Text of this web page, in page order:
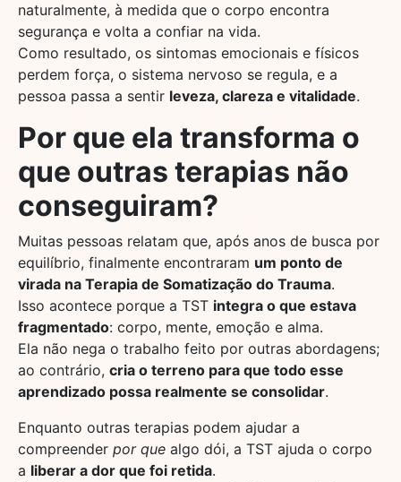
naturalmente, à medida que o corpo encontra
segurança e volta a confiar na vida.
Como resultado, os sintomas emocionais e físicos
perdem força, o sistema nervoso se regula, e a
pessoa passa a sentir leveza, clareza e vitalidade.
Por que ela transforma o
que outras terapias não
conseguiram?
Muitas pessoas relatam que, após anos de busca por
equilíbrio, finalmente encontraram um ponto de
virada na Terapia de Somatização do Trauma.
Isso acontece porque a TST integra o que estava
fragmentado: corpo, mente, emoção e alma.
Ela não nega o trabalho feito por outras abordagens;
ao contrário, cria o terreno para que todo esse
aprendizado possa realmente se consolidar.
Enquanto outras terapias podem ajudar a
compreender por que algo dói, a TST ajuda o corpo
a liberar a dor que foi retida.